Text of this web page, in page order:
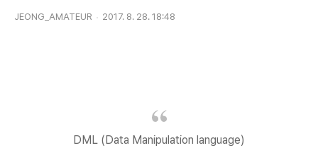
JEONG_AMATEUR 2017. 8. 28. 18:48
DML (Data Manipulation language)